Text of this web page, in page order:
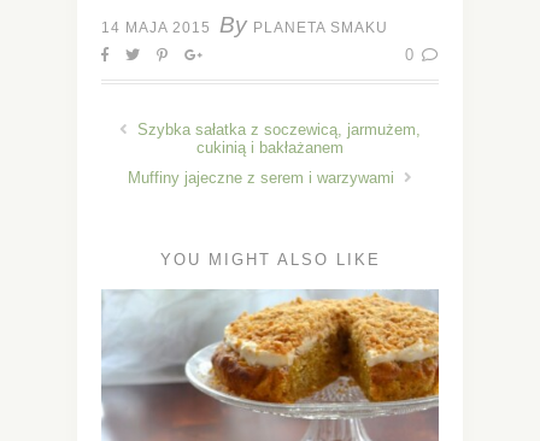
14 MAJA 2015 By PLANETA SMAKU
0
Szybka sałatka z soczewicą, jarmużem,
cukinią i bakłażanem
Muffiny jajeczne z serem i warzywami
YOU MIGHT ALSO LIKE